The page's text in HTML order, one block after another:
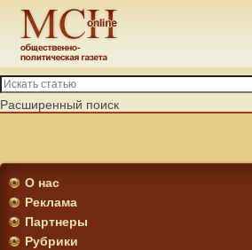
Расширенный поиск
О нас
Реклама
Партнеры
Рубрики